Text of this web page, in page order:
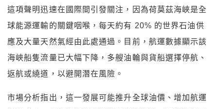
這項聲明迅速在國際間引發關注，因為荷莫茲海峽是全
球能源運輸的關鍵咽喉，每天約有 20% 的世界石油供
應及大量天然氣經由此處通過。目前，航運數據顯示該
海峽船隻流量已大幅下降，多艘油輪與貨船選擇停航、
返航或繞道，以避開潛在風險。
市場分析指出，這一發展可能推升全球油價、增加航運